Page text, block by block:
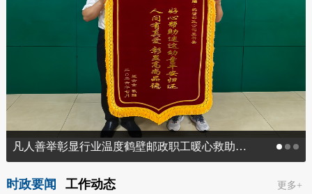
凡人善举彰显行业温度鹤壁邮政职工暖心救助走失幼童传递正能量
时政要闻 工作动态 更多+